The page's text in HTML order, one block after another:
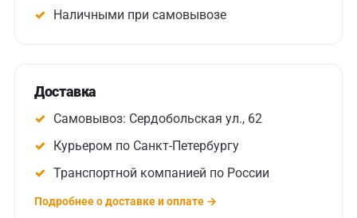
Наличными при самовывозе
Доставка
Самовывоз: Сердобольская ул., 62
Курьером по Санкт-Петербургу
Транспортной компанией по России
Подробнее о доставке и оплате →